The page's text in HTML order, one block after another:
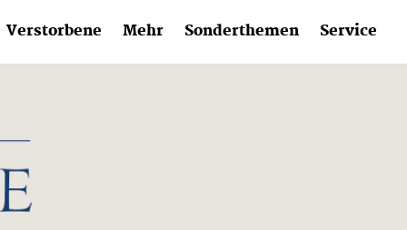
Verstorbene Mehr Sonderthemen Service